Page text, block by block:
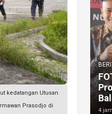
kedatangan Utusan
Prasodjo di
4